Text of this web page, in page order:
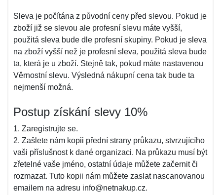
Sleva je počítána z původní ceny před slevou. Pokud je
zboží již se slevou ale profesní slevu máte vyšší,
použitá sleva bude dle profesní skupiny. Pokud je sleva
na zboží vyšší než je profesní sleva, použitá sleva bude
ta, která je u zboží. Stejně tak, pokud máte nastavenou
Věrnostní slevu. Výsledná nákupní cena tak bude ta
nejmenší možná.
Postup získání slevy 10%
1. Zaregistrujte se.
2. Zašlete nám kopii přední strany průkazu, stvrzujícího
vaši příslušnost k dané organizaci. Na průkazu musí být
zřetelné vaše jméno, ostatní údaje můžete začernit či
rozmazat. Tuto kopii nám můžete zaslat nascanovanou
emailem na adresu info@netnakup.cz.